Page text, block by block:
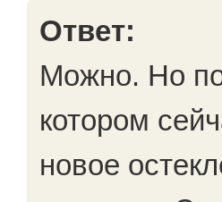
Ответ:
Можно. Но
котором
новое